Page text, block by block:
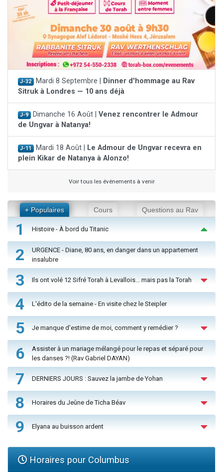
J-32 Mardi 8 Septembre |
Dinner d'hommage au Rav
Sitruk à Londres — 10 ans déjà
J-9 Dimanche 16 Août | Venez rencontrer le Admour
de Ungvar à Natanya!
J-11 Mardi 18 Août |
Le Admour de Ungvar recevra en
plein Kikar de Natanya à Alonzo!
Voir tous les événements à venir
+ Populaires Cours Questions au Rav
1 Histoire - À bord du Titanic
2
URGENCE - Diane, 80 ans, en danger dans un appartement
insalubre
3 Ils ont volé 12 Sifré Torah à Levallois… mais pas la Torah
4 L'édito de la semaine - En visite chez le Steipler
5 Je manque d'estime de moi, comment y remédier ?
6
Assister à un mariage mélangé pour le repas et séparé pour
les danses ?! (Rav Gabriel DAYAN)
7 DERNIERS JOURS : Sauvez la jambe de Yohan
8 Horaires du Jeûne de Ticha Béav
9 Elyana au buisson ardent
Horaires pour Columbus